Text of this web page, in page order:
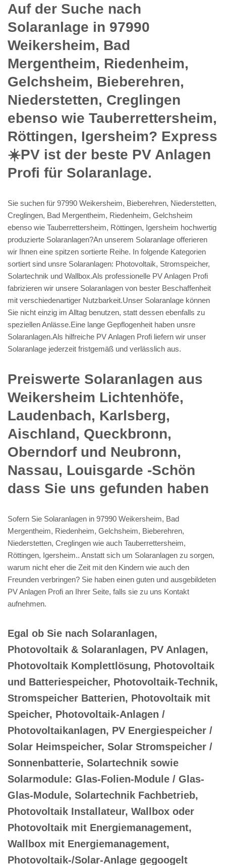
Auf der Suche nach
Solaranlage in 97990
Weikersheim, Bad
Mergentheim, Riedenheim,
Gelchsheim, Bieberehren,
Niederstetten, Creglingen
ebenso wie Tauberrettersheim,
Röttingen, Igersheim? Express
☀️PV️ ist der beste PV Anlagen
Profi für Solaranlage.
Sie suchen für 97990 Weikersheim, Bieberehren, Niederstetten,
Creglingen, Bad Mergentheim, Riedenheim, Gelchsheim
ebenso wie Tauberrettersheim, Röttingen, Igersheim hochwertig
produzierte Solaranlagen?An unserem Solaranlage offerieren
wir Ihnen eine spitzen sortierte Reihe. In folgende Kategorien
sortiert sind unsre Solaranlagen: Photovoltaik, Stromspeicher,
Solartechnik und Wallbox.Als professionelle PV Anlagen Profi
fabrizieren wir unsere Solaranlagen von bester Beschaffenheit
mit verschiedenartiger Nutzbarkeit.Unser Solaranlage können
Sie nicht einzig im Alltag benutzen, statt dessen ebenfalls zu
speziellen Anlässe.Eine lange Gepflogenheit haben unsre
Solaranlagen.Als hilfreiche PV Anlagen Profi liefern wir unser
Solaranlage jederzeit fristgemäß und verlässlich aus.
Preiswerte Solaranlagen aus
Weikersheim Lichtenhöfe,
Laudenbach, Karlsberg,
Aischland, Queckbronn,
Oberndorf und Neubronn,
Nassau, Louisgarde -Schön
dass Sie uns gefunden haben
Sofern Sie Solaranlagen in 97990 Weikersheim, Bad
Mergentheim, Riedenheim, Gelchsheim, Bieberehren,
Niederstetten, Creglingen wie auch Tauberrettersheim,
Röttingen, Igersheim.. Anstatt sich um Solaranlagen zu sorgen,
warum nicht eher die Zeit mit den Kindern wie auch den
Freunden verbringen? Sie haben einen guten und ausgebildeten
PV Anlagen Profi an Ihrer Seite, falls sie zu uns Kontakt
aufnehmen.
Egal ob Sie nach Solaranlagen,
Photovoltaik & Solaranlagen, PV Anlagen,
Photovoltaik Komplettlösung, Photovoltaik
und Batteriespeicher, Photovoltaik-Technik,
Stromspeicher Batterien, Photovoltaik mit
Speicher, Photovoltaik-Anlagen /
Photovoltaikanlagen, PV Energiespeicher /
Solar Heimspeicher, Solar Stromspeicher /
Sonnenbatterie, Solartechnik sowie
Solarmodule: Glas-Folien-Module / Glas-
Glas-Module, Solartechnik Fachbetrieb,
Photovoltaik Installateur, Wallbox oder
Photovoltaik mit Energiemanagement,
Wallbox mit Energiemanagement,
Photovoltaik-/Solar-Anlage gegoogelt